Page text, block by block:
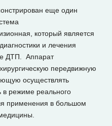
еще один
который является
и лечения
ДТП. Аппарат
передвижную
осуществлять
в режиме реального
применения в большом